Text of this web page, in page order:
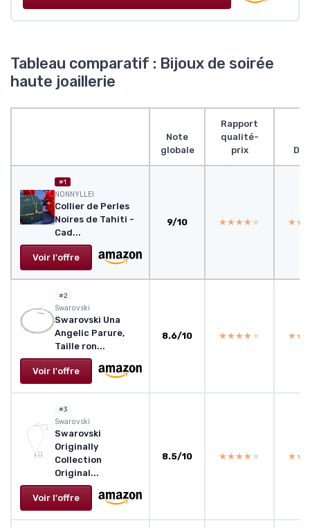
Tableau comparatif : Bijoux de soirée
haute joaillerie
Note
globale
Rapport
qualité-
prix
#1
NONNYLLEI
Collier de Perles
Noires de Tahiti -
Cad...
Voir l'offre
9/10 ★★★★★
★★★★★
#2
Swarovski
Swarovski Una
Angelic Parure,
Taille ron...
Voir l'offre
8.6/10 ★★★★★
★★★★★
#3
Swarovski
Swarovski
Originally
Collection
Original...
Voir l'offre
8.5/10 ★★★★★
★★★★★